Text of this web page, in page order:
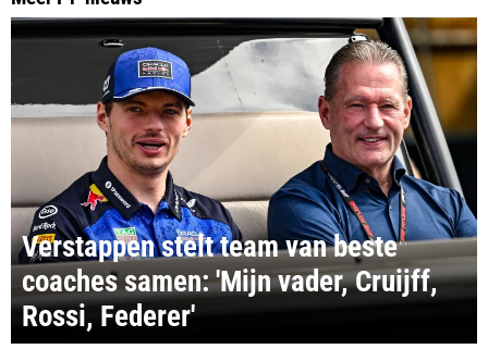
Verstappen stelt team van beste
coaches samen: 'Mijn vader, Cruijff,
Rossi, Federer'